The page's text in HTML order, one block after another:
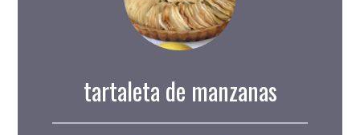
tartaleta de manzanas